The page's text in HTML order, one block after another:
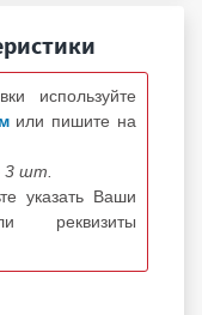
используйте
или пишите на
3 шт.
указать Ваши
реквизиты